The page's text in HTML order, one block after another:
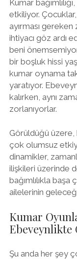
Kumar
etkiliyor.
ayırması
ihtiyacı göz ardı
beni
bir boşluk hissi
kumar oynama
yaratıyor.
kalırken, aynı
zorlanıyorlar.
Görüldüğü üzere,
çok olumsuz
dinamikler,
ilişkileri üzerinde
bağımlılıkla
ailelerinin
Kumar
Ebeveynlikte
Şu anda her şey